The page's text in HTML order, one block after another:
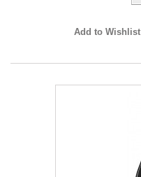
Add to Wishlist